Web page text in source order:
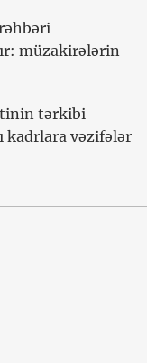
müzakirələrin
tərkibi
kadrlara vəzifələr